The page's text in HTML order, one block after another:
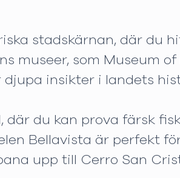
stadskärnan, där du
museer, som Museum
djupa insikter i landets
där du kan prova färsk
Bellavista är perfekt
upp till Cerro San